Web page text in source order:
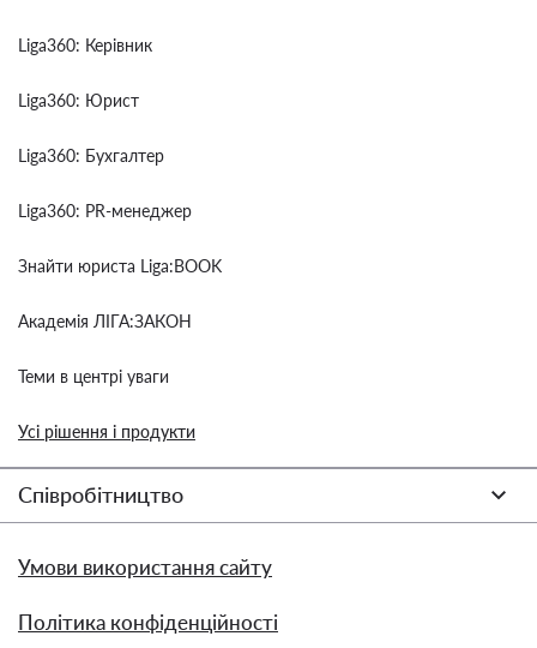
Liga360: Керівник
Liga360: Юрист
Liga360: Бухгалтер
Liga360: PR-менеджер
Знайти юриста Liga:BOOK
Академія ЛІГА:ЗАКОН
Теми в центрі уваги
Усі рішення і продукти
Співробітництво
Умови використання сайту
Політика конфіденційності